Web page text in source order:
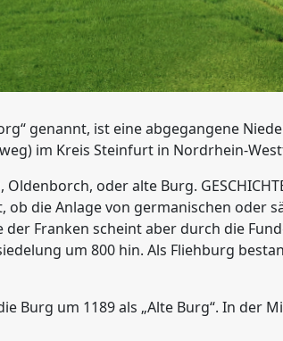
genannt, ist eine abgegangene
im Kreis Steinfurt in Nordrhein-
oder alte Burg.
ob die Anlage von germanischen oder
Franken scheint aber durch die
um 800 hin. Als Fliehburg
Burg um 1189 als „Alte Burg“. In der